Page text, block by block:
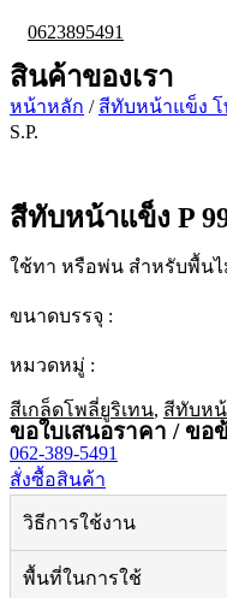
0623895491
สินค้าของเรา
หน้าหลัก / สีทับหน้าแข็ง โ
S.P.
สีทับหน้าแข็ง P
ใช้ทา หรือพ่น สำหรับพื้น
ขนาดบรรจุ :
หมวดหมู่ :
สีเกล็ดโพลี่ยูริเทน, สีทับหน้
ขอใบเสนอราคา / ขอ
062-389-5491
สั่งซื้อสินค้า
วิธีการใช้งาน
พื้นที่ในการใช้